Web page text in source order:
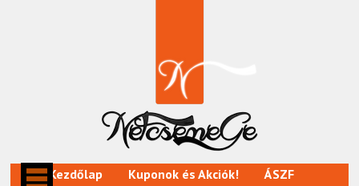
Kezdőlap Kuponok és Akciók!
ÁSZF